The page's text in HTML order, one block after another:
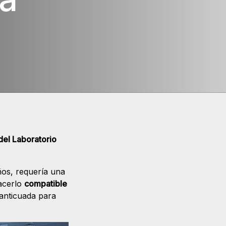
Laboratorio
requería una
compatible
para